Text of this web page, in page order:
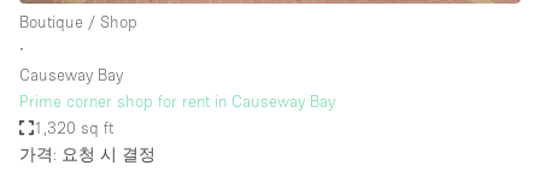
Boutique / Shop
∙
Causeway Bay
Prime corner shop for rent in Causeway Bay
1,320 sq ft
가격: 요청 시 결정